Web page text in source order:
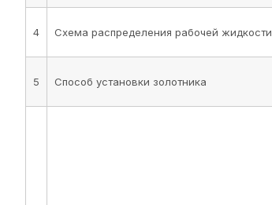
4 Схема распределения рабочей жидкости
5 Способ установки золотника